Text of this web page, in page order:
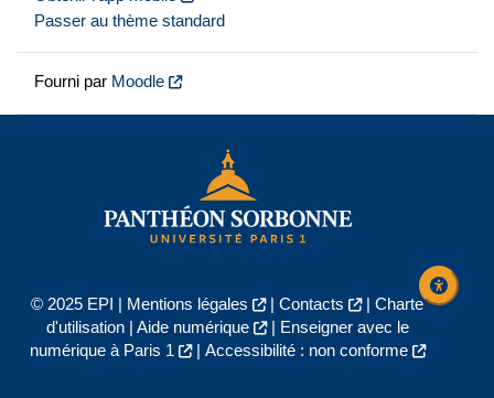
Passer au thème standard
Fourni par Moodle
© 2025 EPI | Mentions légales | Contacts | Charte
d'utilisation| Aide numérique |
Enseigner avec le
numérique à Paris 1
| Accessibilité : non conforme